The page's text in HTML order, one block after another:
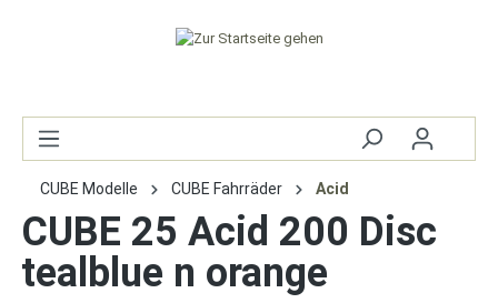
CUBE Modelle CUBE Fahrräder Acid
CUBE 25 Acid 200 Disc
tealblue n orange